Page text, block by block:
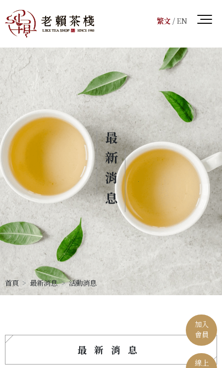
繁文 /EN
最新消息
首頁 最新消息 活動消息
最新消息
加入
會員
線上